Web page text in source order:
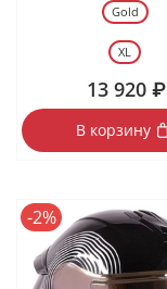
Gold
XL
13 920 ₽
В корзину
-2%